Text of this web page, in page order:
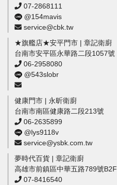
07-2868111
@154mavis
service@cbk.tw
★旗艦店★安平門市 | 章記衛廚
台南市安平區永華路二段1057號
06-2958080
@543slobr
健康門市 | 永昕衛廚
台南市南區健康路二段213號
06-2635899
@lys9118v
service@ysbk.com.tw
夢時代百貨 | 章記衛廚
高雄市前鎮區中華五路789號B2F
07-8416540